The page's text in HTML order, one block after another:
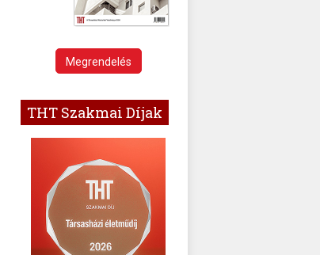
Megrendelés
THT Szakmai Díjak